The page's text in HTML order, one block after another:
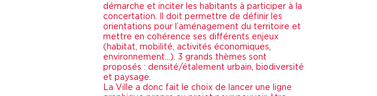
démarche et inciter les habitants à participer à la
concertation. Il doit permettre de définir les
orientations pour l’aménagement du territoire et
mettre en cohérence ses différents enjeux
(habitat, mobilité, activités économiques,
environnement…). 3 grands thèmes sont
proposés : densité/étalement urbain, biodiversité
et paysage.
La Ville a donc fait le choix de lancer une ligne